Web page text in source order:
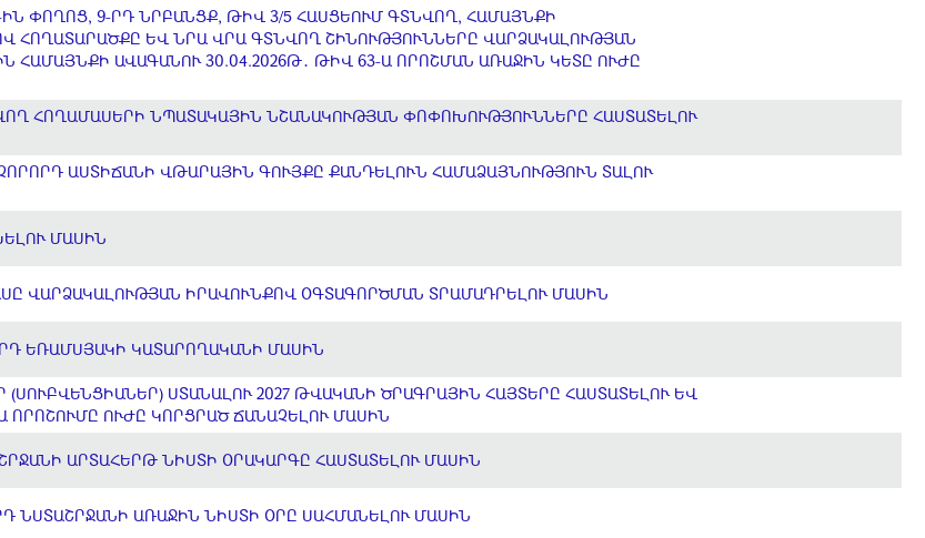
ՓՈՂՈՑ, 9-ՐԴ ՆՐԲԱՆՑՔ, ԹԻՎ 3/5 ՀԱՍՑԵՈՒՄ ԳՏՆՎՈՂ, ՀԱՄԱՅՆՔԻ
ՀՈՂԱՏԱՐԱԾՔԸ ԵՎ ՆՐԱ ՎՐԱ ԳՏՆՎՈՂ ՇԻՆՈՒԹՅՈՒՆՆԵՐԸ ՎԱՐՁԱԿԱԼՈՒԹՅԱՆ
ԱՎԱԳԱՆՈՒ 30.04.2026Թ․ ԹԻՎ 63-Ա ՈՐՈՇՄԱՆ ԱՌԱՋԻՆ ԿԵՏԸ ՈՒԺԸ
ՀՈՂԱՄԱՍԵՐԻ ՆՊԱՏԱԿԱՅԻՆ ՆՇԱՆԱԿՈՒԹՅԱՆ ՓՈՓՈԽՈՒԹՅՈՒՆՆԵՐԸ ՀԱՍՏԱՏԵԼՈՒ
ԱՍՏԻՃԱՆԻ ՎԹԱՐԱՅԻՆ ԳՈՒՅՔԸ ՔԱՆԴԵԼՈՒՆ ՀԱՄԱՁԱՅՆՈՒԹՅՈՒՆ ՏԱԼՈՒ
ՄԱՍԻՆ
ՎԱՐՁԱԿԱԼՈՒԹՅԱՆ ԻՐԱՎՈՒՆՔՈՎ ՕԳՏԱԳՈՐԾՄԱՆ ՏՐԱՄԱԴՐԵԼՈՒ ՄԱՍԻՆ
ԵՌԱՄՍՅԱԿԻ ԿԱՏԱՐՈՂԱԿԱՆԻ ՄԱՍԻՆ
ՍՏԱՆԱԼՈՒ 2027 ԹՎԱԿԱՆԻ ԾՐԱԳՐԱՅԻՆ ՀԱՅՏԵՐԸ ՀԱՍՏԱՏԵԼՈՒ ԵՎ
ՈՐՈՇՈՒՄԸ ՈՒԺԸ ԿՈՐՑՐԱԾ ՃԱՆԱՉԵԼՈՒ ՄԱՍԻՆ
ԱՐՏԱՀԵՐԹ ՆԻՍՏԻ ՕՐԱԿԱՐԳԸ ՀԱՍՏԱՏԵԼՈՒ ՄԱՍԻՆ
ՆՍՏԱՇՐՋԱՆԻ ԱՌԱՋԻՆ ՆԻՍՏԻ ՕՐԸ ՍԱՀՄԱՆԵԼՈՒ ՄԱՍԻՆ